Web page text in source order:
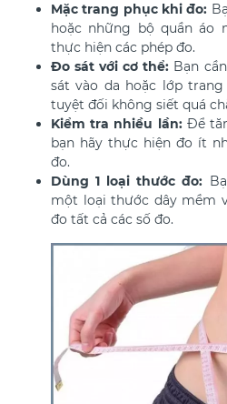
Mặc trang phục khi đo:
hoặc những bộ quần áo
thực hiện các phép đo.
Đo sát với cơ thể: Bạn
sát vào da hoặc lớp
tuyệt đối không siết quá
Kiểm tra nhiều lần:Để
bạn hãy thực hiện đo ít
đo.
Dùng 1 loại thước đo:
một loại thước dây mềm
đo tất cả các số đo.